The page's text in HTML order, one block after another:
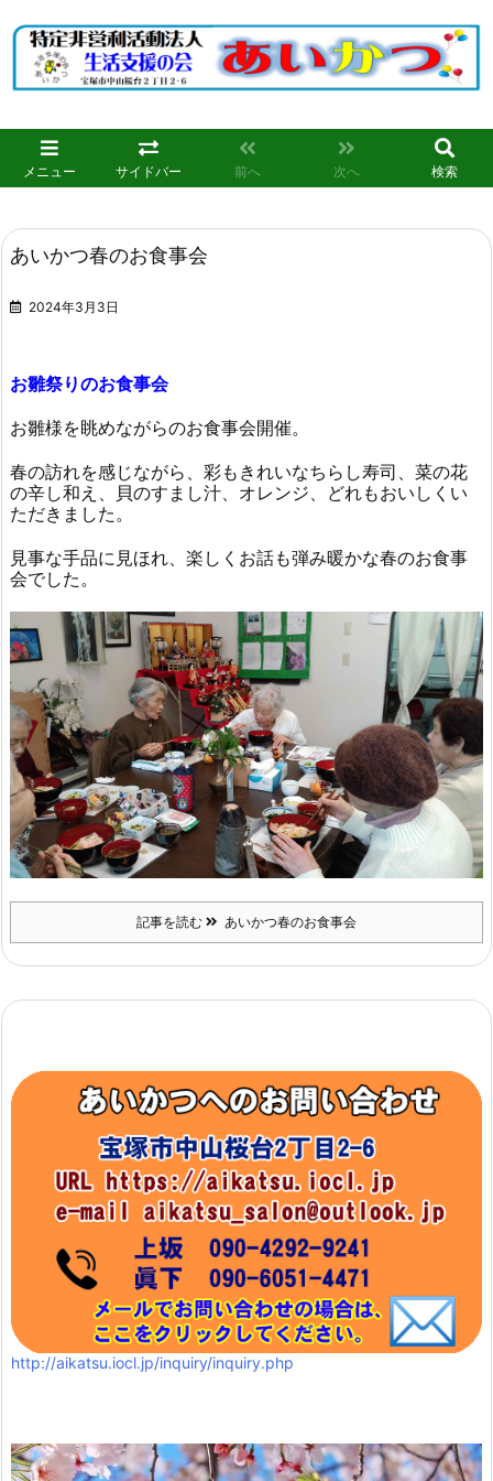
メニュー サイドバー 前へ 次へ 検索
あいかつ春のお食事会
2024年3月3日
お雛祭りのお食事会
お雛様を眺めながらのお食事会開催。
春の訪れを感じながら、彩もきれいなちらし寿司、菜の花
の辛し和え、貝のすまし汁、オレンジ、どれもおいしくい
ただきました。
見事な手品に見ほれ、楽しくお話も弾み暖かな春のお食事
会でした。
記事を読む あいかつ春のお食事会
http://aikatsu.iocl.jp/inquiry/inquiry.php